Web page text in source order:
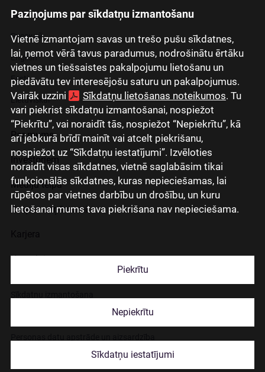
Paziņojums par sīkdatņu izmantošanu
Vietnē izmantojam savas un trešo pušu sīkdatnes,
lai, ņemot vērā tavus paradumus, nodrošinātu ērtāku
vietnes un tiešsaistes pakalpojumu lietošanu un
piedāvātu tev interesējošu saturu un pakalpojumus.
Vairāk uzzini
Sīkdatņu lietošanas noteikumos. Tu
vari piekrist sīkdatņu izmantošanai, nospiežot
“Piekrītu”, vai noraidīt tās, nospiežot “Nepiekrītu”, kā
arī jebkurā brīdī mainīt vai atcelt piekrišanu,
nospiežot uz “Sīkdatņu iestatījumi”. Izvēloties
noraidīt visas sīkdatnes, vietnē saglabāsim tikai
funkcionālās sīkdatnes, kuras nepieciešamas, lai
rūpētos par vietnes darbību un drošību, un kuru
lietošanai mums tava piekrišana nav nepieciešama.
Piekrītu
Nepiekrītu
Sīkdatņu iestatījumi
Latviski
Русский
English
Eesti
Lietuviškai
Par mums
Investoriem
Mediju telpa
Grupas uzņēmumi
Kontakti
© 2026 Citadele Group